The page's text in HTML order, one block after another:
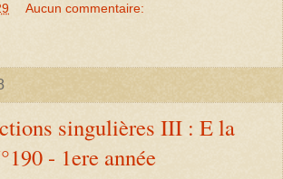
Aucun commentaire:
singulières III : E la
- 1ere année